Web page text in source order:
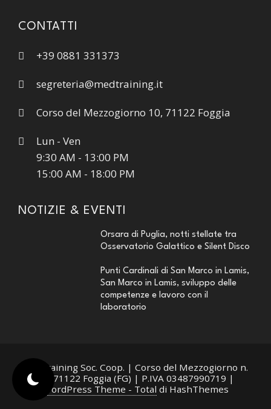
CONTATTI
+39 0881 331373
segreteria@medtraining.it
Corso del Mezzogiorno 10, 71122 Foggia
Lun - Ven
9:30 AM - 13:00 PM
15:00 AM - 18:00 PM
NOTIZIE & EVENTI
Orsara di Puglia, notti stellate tra
Osservatorio Galattico e Silent Disco
Punti Cardinali di San Marco in Lamis,
San Marco in Lamis, sviluppo delle
competenze e lavoro con il
laboratorio
Medtraining Soc. Coop. | Corso del Mezzogiorno n.
10, 71122 Foggia (FG) | P.IVA 03487990719 |
WordPress Theme - Total di HashThemes